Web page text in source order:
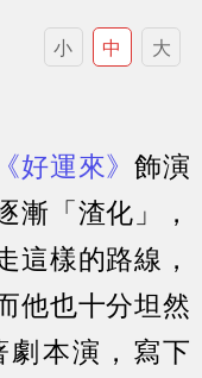
小 中 大
《好運來》飾演
漸「渣化」，
這樣的路線，
他也十分坦然
劇本演，寫下